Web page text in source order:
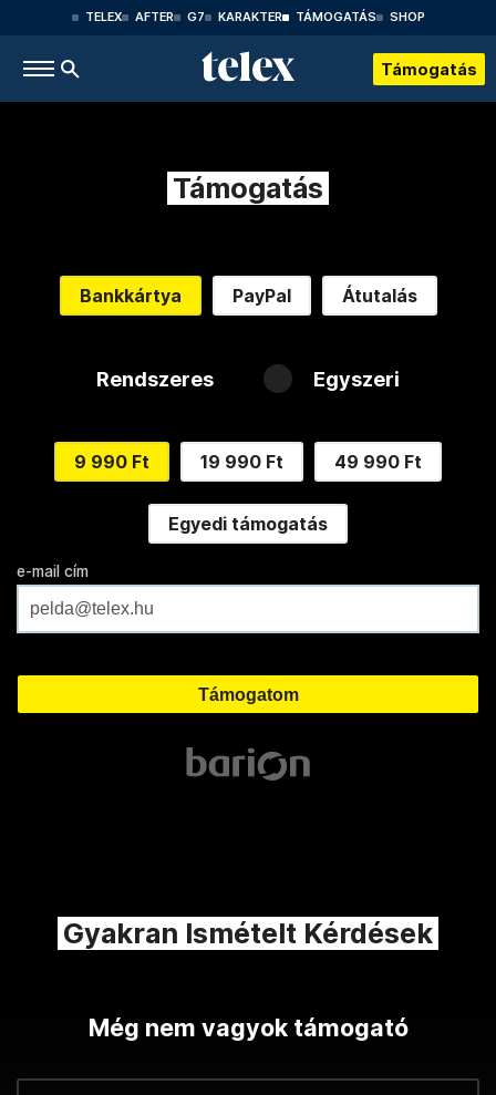
TELEX AFTER G7 KARAKTER TÁMOGATÁS SHOP
Támogatás
Támogatás
Bankkártya PayPal Átutalás
Rendszeres Egyszeri
9 990 Ft 19 990 Ft 49 990 Ft
Egyedi támogatás
e-mail cím
Gyakran Ismételt Kérdések
Még nem vagyok támogató